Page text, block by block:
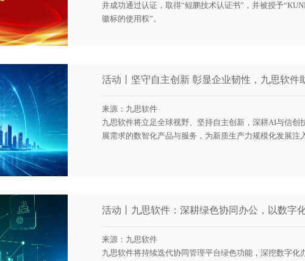
并成功通过认证，取得“鲲鹏技术认证书”，并被授予
徽标的使用权”。
活动丨坚守自主创新 彰显企业韧性，九思软件
来源：九思软件
九思软件将立足全球视野、坚持自主创新，深耕AI与信创
展需求的数智化产品与服务，为新质生产力规模化发展注
活动丨九思软件：深耕绿色协同办公，以数字
来源：九思软件
九思软件将持续迭代协同管理平台绿色功能，深挖数字化